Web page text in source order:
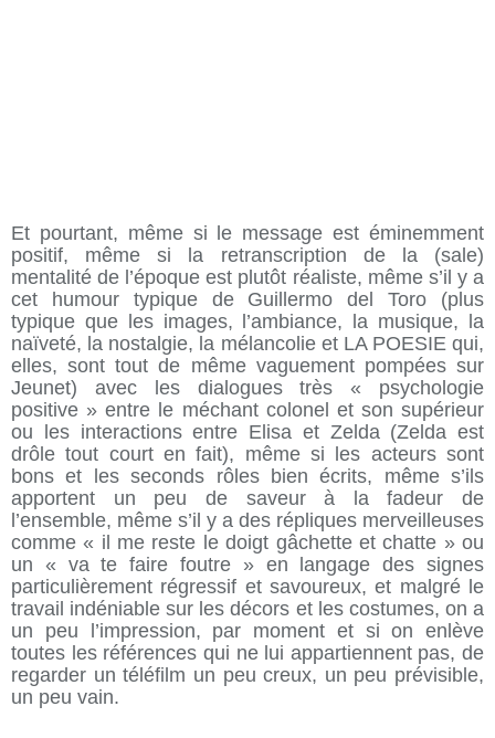
Et pourtant, même si le message est éminemment
positif, même si la retranscription de la (sale)
mentalité de l’époque est plutôt réaliste, même s’il y a
cet humour typique de Guillermo del Toro (plus
typique que les images, l’ambiance, la musique, la
naïveté, la nostalgie, la mélancolie et LA POESIE qui,
elles, sont tout de même vaguement pompées sur
Jeunet) avec les dialogues très « psychologie
positive » entre le méchant colonel et son supérieur
ou les interactions entre Elisa et Zelda (Zelda est
drôle tout court en fait), même si les acteurs sont
bons et les seconds rôles bien écrits, même s’ils
apportent un peu de saveur à la fadeur de
l’ensemble, même s’il y a des répliques merveilleuses
comme « il me reste le doigt gâchette et chatte » ou
un « va te faire foutre » en langage des signes
particulièrement régressif et savoureux, et malgré le
travail indéniable sur les décors et les costumes, on a
un peu l’impression, par moment et si on enlève
toutes les références qui ne lui appartiennent pas, de
regarder un téléfilm un peu creux, un peu prévisible,
un peu vain.